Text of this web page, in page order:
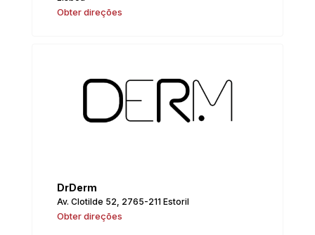
Obter direções
DrDerm
Av. Clotilde 52, 2765-211 Estoril
Obter direções